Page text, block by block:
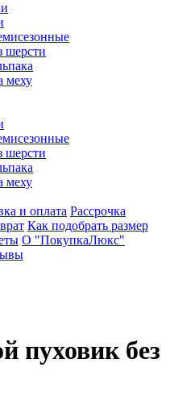
шерсти
меху
шерсти
меху
и оплата Рассрочка
Как подобрать размер
О "ПокупкаЛюкс"
пуховик без